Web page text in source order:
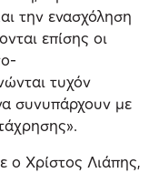
την ενασχόληση
επίσης οι
τυχόν
συνυπάρχουν με
ο Χρίστος Λιάπης,